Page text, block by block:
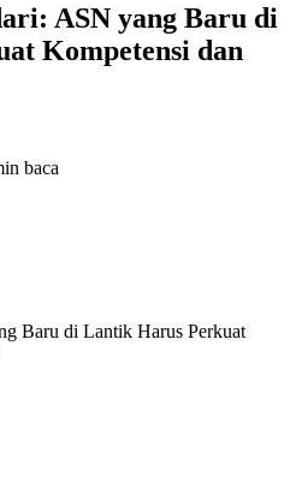
ASN yang Baru di
Kompetensi dan
baca
Baru di Lantik Harus Perkuat